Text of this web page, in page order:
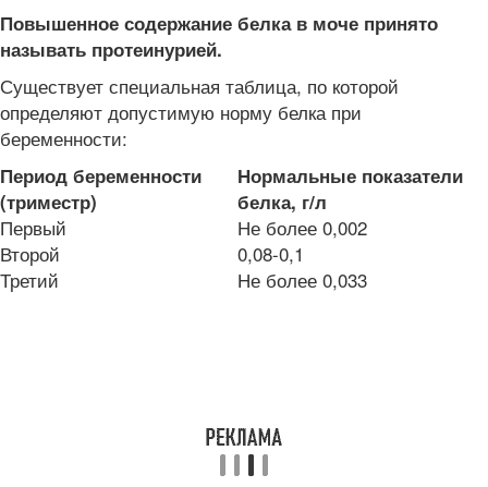
Повышенное содержание белка в моче принято
называть протеинурией.
Существует специальная таблица, по которой
определяют допустимую норму белка при
беременности:
Период беременности
(триместр)
Нормальные показатели
белка, г/л
Первый
Не более 0,002
Второй
0,08-0,1
Третий
Не более 0,033